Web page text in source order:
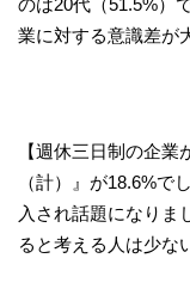
業に対する意識差が
【週休三日制の企
（計）』が18.6%で
入され話題になりま
ると考える人は少な